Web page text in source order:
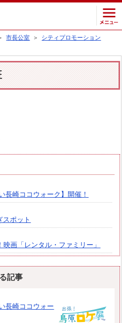
市長公室 ＞ シティプロモーション
長崎ココウォーク】開催！
スポット
画「レンタル・ファミリー」
記事
長崎ココウォー